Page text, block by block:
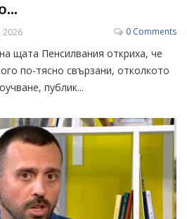
2026 0 Comments
щата Пенсилвания откриха, че
по-тясно свързани, отколкото
публик...